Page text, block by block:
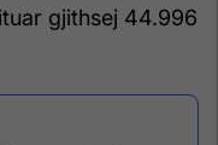
gjithsej 44.996